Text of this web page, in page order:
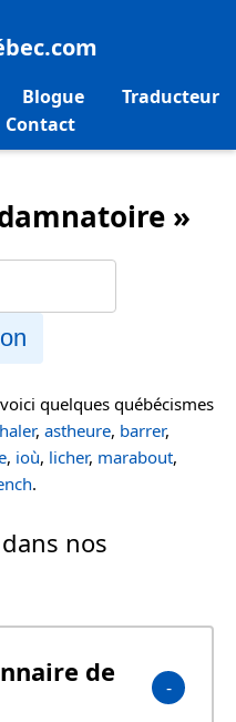
Blogue
Traducteur
Contact
»
quelques québécismes
, astheure, barrer,
, ioù, licher, marabout,
.
nos
de